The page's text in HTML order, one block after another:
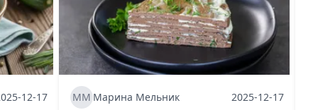
12-17 МММарина Мельник 2025-12-17